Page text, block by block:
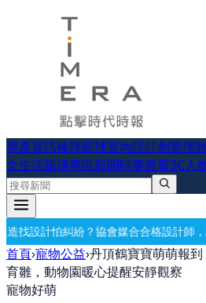
房產資訊棒球籃球室內設計創業理
文生活旗津專區新聞時事教育3C人
格設計師，設計有保障要開公司？借
首頁›寵物公益›丹頂鶴寶寶萌萌報
育雛，動物園暖心提醒安靜觀察
寵物好萌